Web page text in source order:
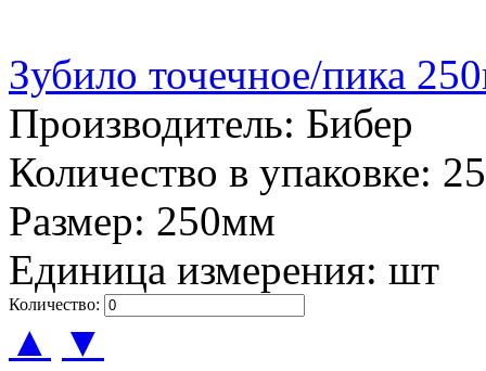
Зубило точечное/пика
Производитель: Бибер
Количество в упаковке: 25
Размер: 250мм
Единица измерения: шт
Количество:
▲
▼